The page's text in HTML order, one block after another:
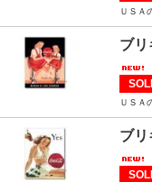
ＵＳＡ
ブリ
ＵＳＡ
ブリ